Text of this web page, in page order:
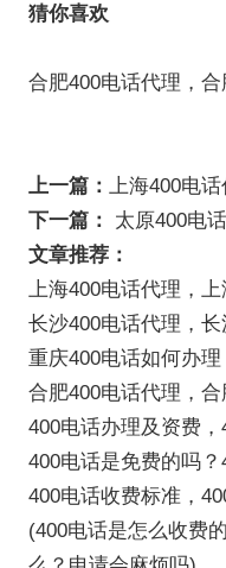
猜你喜欢
合肥400电话代理，
上一篇：
上海400电
下一篇：
太原400电
文章推荐：
上海400电话代理，
长沙400电话代理，
重庆400电话如何办
合肥400电话代理，
400电话办理及资费
400电话是免费的吗
400电话收费标准，
(400电话是怎么收费